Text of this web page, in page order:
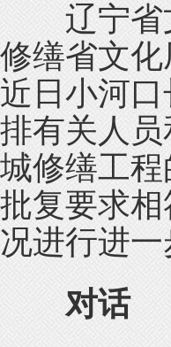
辽宁省文
修缮省文
近日小河
排有关人
城修缮工
批复要求
况进行进一
对话